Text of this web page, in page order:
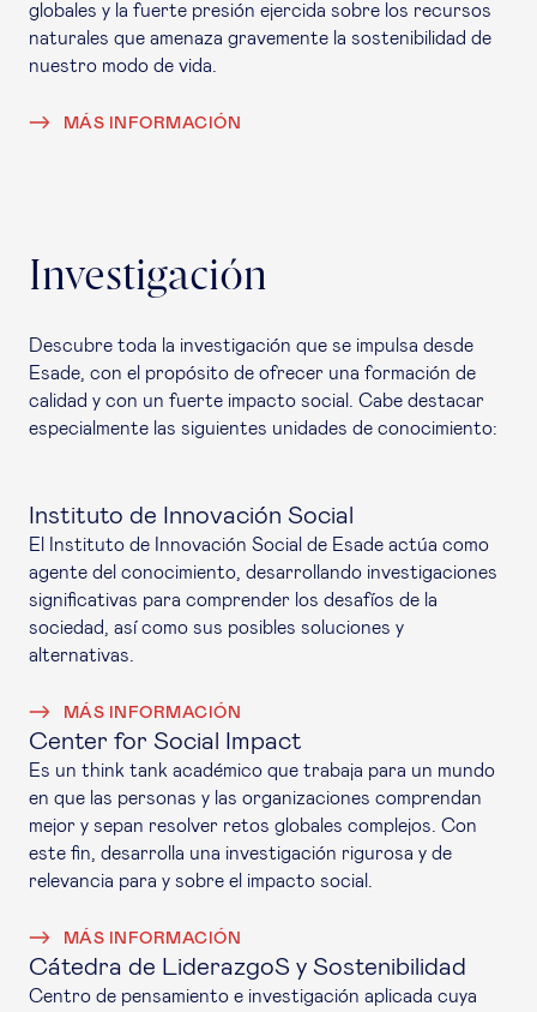
globales y la fuerte presión ejercida sobre los recursos
naturales que amenaza gravemente la sostenibilidad de
nuestro modo de vida.
MÁS INFORMACIÓN
Investigación
Descubre toda la investigación que se impulsa desde
Esade, con el propósito de ofrecer una formación de
calidad y con un fuerte impacto social. Cabe destacar
especialmente las siguientes unidades de conocimiento:
Instituto de Innovación Social
El Instituto de Innovación Social de Esade actúa como
agente del conocimiento, desarrollando investigaciones
significativas para comprender los desafíos de la
sociedad, así como sus posibles soluciones y
alternativas.
MÁS INFORMACIÓN
Center for Social Impact
Es un think tank académico que trabaja para un mundo
en que las personas y las organizaciones comprendan
mejor y sepan resolver retos globales complejos. Con
este fin, desarrolla una investigación rigurosa y de
relevancia para y sobre el impacto social.
MÁS INFORMACIÓN
Cátedra de LiderazgoS y Sostenibilidad
Centro de pensamiento e investigación aplicada cuya